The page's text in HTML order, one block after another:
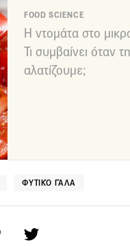
FOOD SCIENCE
Η ντομάτα στο
Τι συμβαίνει όταν
αλατίζουμε;
ΦΥΤΙΚΌ ΓΆΛΑ